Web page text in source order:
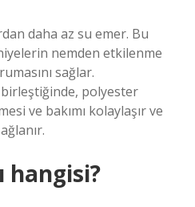
daha az su emer. Bu
nemden etkilenme
sağlar.
polyester
ve bakımı kolaylaşır ve
hangisi?